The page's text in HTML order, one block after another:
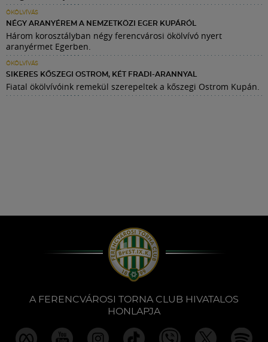
ÖKÖLVÍVÁS
NÉGY ARANYÉREM A NEMZETKÖZI EGER KUPÁRÓL
Három korosztályban négy ferencvárosi ökölvívó nyert
aranyérmet Egerben.
ÖKÖLVÍVÁS
SIKERES KŐSZEGI OSTROM, KÉT FRADI-ARANNYAL
Fiatal ökölvívóink remekül szerepeltek a kőszegi Ostrom Kupán.
A FERENCVÁROSI TORNA CLUB HIVATALOS
HONLAPJA